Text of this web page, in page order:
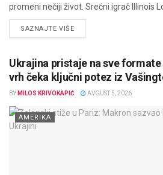
promeni nečiji život. Srećni igrač Illinois
SAZNAJTE VIŠEDETAILS
Ukrajina pristaje na sve
vrh čeka ključni potez iz
BY MILOS KRIVOKAPIĆ AVGUST 5, 2026
AMERIKA